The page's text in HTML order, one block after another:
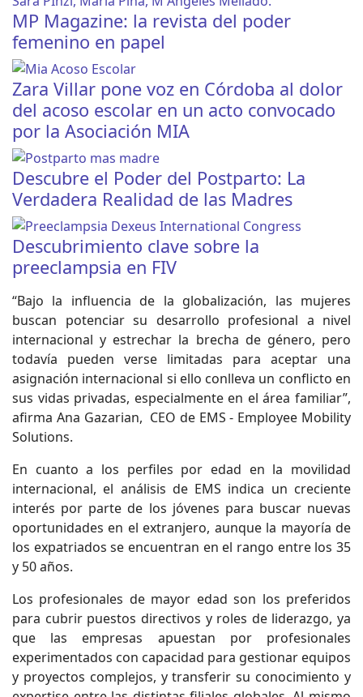
MP Magazine: la revista del poder
femenino en papel
Zara Villar pone voz en Córdoba al dolor
del acoso escolar en un acto convocado
por la Asociación MIA
Descubre el Poder del Postparto: La
Verdadera Realidad de las Madres
Descubrimiento clave sobre la
preeclampsia en FIV
“Bajo la influencia de la globalización, las mujeres
buscan potenciar su desarrollo profesional a nivel
internacional y estrechar la brecha de género, pero
todavía pueden verse limitadas para aceptar una
asignación internacional si ello conlleva un conflicto en
sus vidas privadas, especialmente en el área familiar”,
afirma Ana Gazarian, CEO de EMS - Employee Mobility
Solutions.
En cuanto a los perfiles por edad en la movilidad
internacional, el análisis de EMS indica un creciente
interés por parte de los jóvenes para buscar nuevas
oportunidades en el extranjero, aunque la mayoría de
los expatriados se encuentran en el rango entre los 35
y 50 años.
Los profesionales de mayor edad son los preferidos
para cubrir puestos directivos y roles de liderazgo, ya
que las empresas apuestan por profesionales
experimentados con capacidad para gestionar equipos
y proyectos complejos, y transferir su conocimiento y